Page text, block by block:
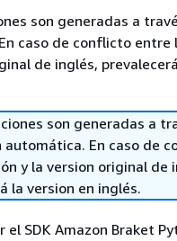
son generadas a
caso de conflicto entre
de inglés,
son generadas a
automática. En caso de
y la version original de
la version en inglés.
el SDK Amazon Braket